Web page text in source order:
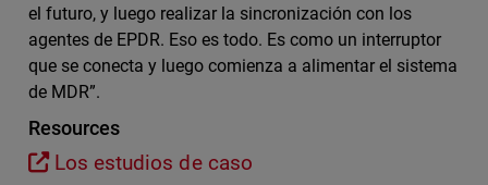
el futuro, y luego realizar la sincronización con los
agentes de EPDR. Eso es todo. Es como un interruptor
que se conecta y luego comienza a alimentar el sistema
de MDR”.
Resources
Los estudios de caso